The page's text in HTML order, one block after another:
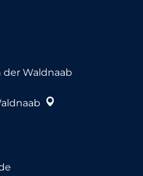
Waldnaab